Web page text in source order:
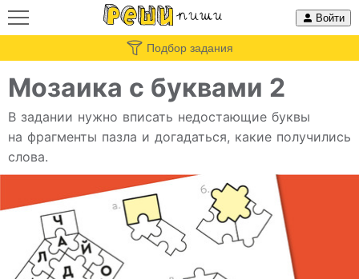
Войти
Подбор задания
Мозаика с буквами 2
В задании нужно вписать недостающие буквы
на фрагменты пазла и догадаться, какие получились
слова.